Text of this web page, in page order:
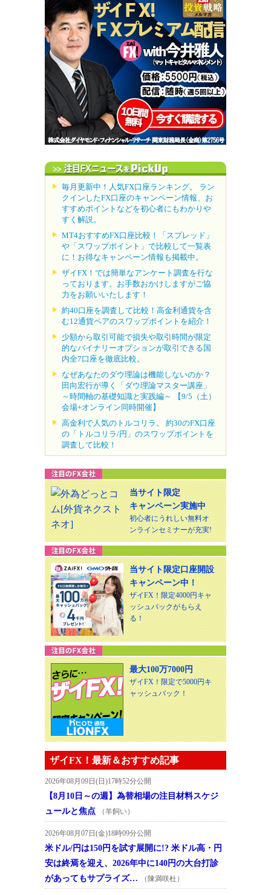
毎月更新中！人気FX口座ランキング。 ラン
クインしたFX口座のキャンペーン情報、お
すすめポイントなどを初心者にもわかりや
すく解説。
MT4おすすめFX口座比較！「スプレッド」
や「スワップポイント」で比較して一覧表
に！お得なキャンペーン情報も掲載中。
ザイFX！では簡単なアンケート調査を行な
っております。お手数おかけしますがご協
力をお願いいたします！
約40口座を調査して比較！高金利通貨を含
む12通貨ペアのスワップポイントを紹介！
少額から取引可能で損失や取引時間が限定
的なバイナリーオプションが取引できる国
内全7口座を徹底比較。
なぜあなたのダウ理論は機能しないのか？
田向宏行が導く「ダウ理論マスター講座」
～時間軸の基礎知識と実践編～ 【9/5（土）
会場+オンライン同時開催】
高金利で人気のトルコリラ。 約30のFX口座
の「トルコリラ/円」のスワップポイントを
調査して比較！
当サイト限定
キャンペーン実施中
初心者にうれしい無料オ
ンラインセミナーが充実!
当サイト限定口座開設
キャンペーン中！
ザイFX！限定4000円キャ
ッシュバックがもらえ
る！
最大100万7000円
ザイFX！限定で5000円キ
ャッシュバック！
ザイFX！最新＆おすすめ記事
2026年08月09日(日)17時52分公開
【8月10日～の週】為替相場の注目材料スケジ
ュールと焦点
（羊飼い）
2026年08月07日(金)18時09分公開
米ドル/円は150円を試す展開に!? 米ドル高・円
安は終焉を迎え、2026年中に140円の大台打診
があってもサプライズ…
（陳満咲杜）